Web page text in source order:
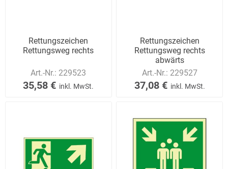
Rettungszeichen
Rettungsweg rechts
Art.-Nr.: 229523
35,58 € inkl. MwSt.
Rettungszeichen
Rettungsweg rechts
abwärts
Art.-Nr.: 229527
37,08 € inkl. MwSt.